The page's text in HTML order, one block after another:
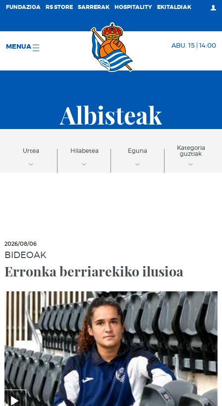
FUNDAZIOA RS STORE SARRERAK HOSPITALITY EKITALDIAK
MENUA ABU. 15 | 14:00
Albisteak
Urtea Hilabetea Eguna
Kategoria
guztiak
2026/08/06
BIDEOAK
Erronka berriarekiko ilusioa